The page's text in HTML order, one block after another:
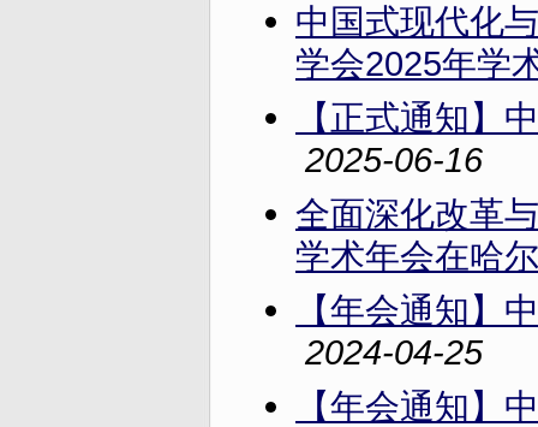
中国式现代化
学会2025年学
【正式通知】
2025-06-16
全面深化改革
学术年会在哈
【年会通知】
2024-04-25
【年会通知】